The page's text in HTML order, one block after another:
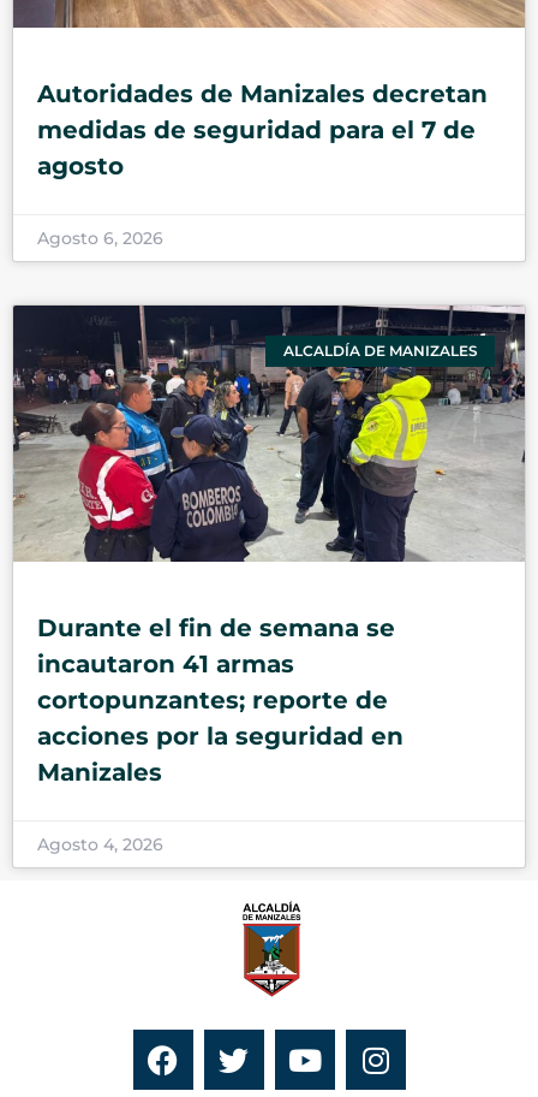
Autoridades de Manizales decretan
medidas de seguridad para el 7 de
agosto
Agosto 6, 2026
ALCALDÍA DE MANIZALES
Durante el fin de semana se
incautaron 41 armas
cortopunzantes; reporte de
acciones por la seguridad en
Manizales
Agosto 4, 2026